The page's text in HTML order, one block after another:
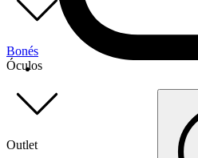
Bonés
Óculos
Outlet